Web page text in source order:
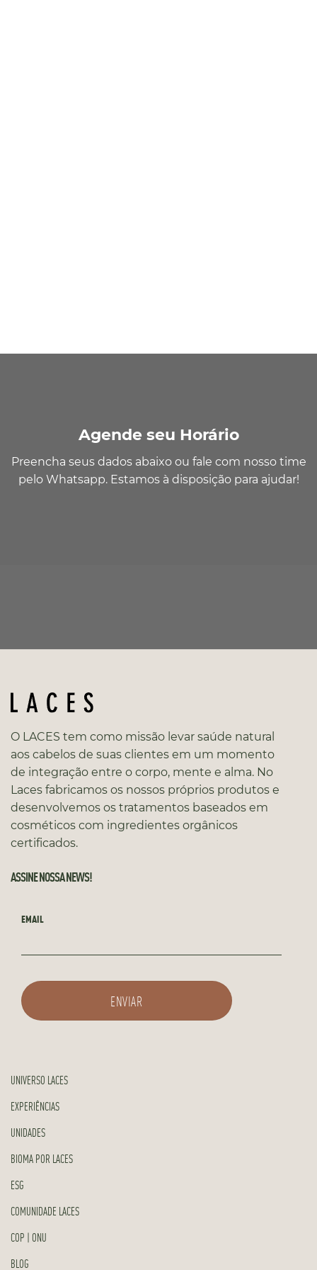
Agende seu Horário
Preencha seus dados abaixo ou fale com nosso time
pelo Whatsapp. Estamos à disposição para ajudar!
O LACES tem como missão levar saúde natural
aos cabelos de suas clientes em um momento
de integração entre o corpo, mente e alma. No
Laces fabricamos os nossos próprios produtos e
desenvolvemos os tratamentos baseados em
cosméticos com ingredientes orgânicos
certificados.
ASSINE NOSSA NEWS!
EMAIL
UNIVERSO LACES
EXPERIÊNCIAS
UNIDADES
BIOMA POR LACES
ESG
COMUNIDADE LACES
COP | ONU
BLOG